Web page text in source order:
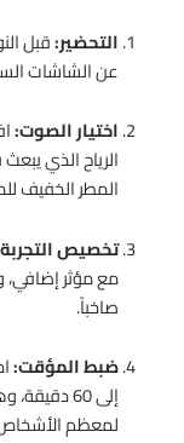
التحضير:
عن الشاشات
اختيار الصوت:
الرياح الذي
المطر الخفيف
تخصيص
مع مؤثر
صاخباً.
ضبط المؤقت:
إلى 60
لمعظم